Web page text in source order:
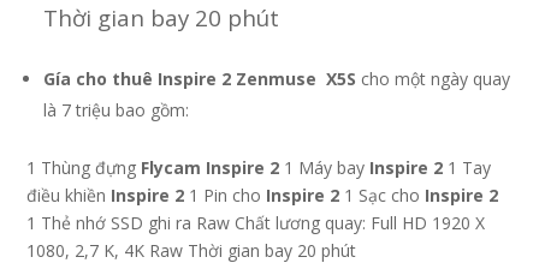
Thời gian bay 20 phút
Gía cho thuê Inspire 2 Zenmuse X5S cho một ngày quay
là 7 triệu bao gồm:
1 Thùng đựng Flycam Inspire 2 1 Máy bay Inspire 2 1 Tay
điều khiền Inspire 2 1 Pin cho Inspire 2 1 Sạc cho Inspire 2
1 Thẻ nhớ SSD ghi ra Raw Chất lương quay: Full HD 1920 X
1080, 2,7 K, 4K Raw Thời gian bay 20 phút